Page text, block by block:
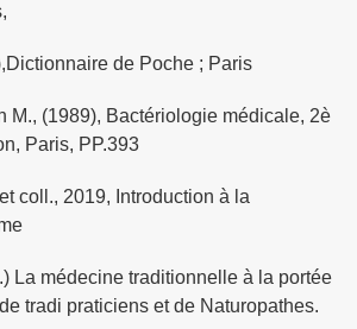
de Poche ; Paris
M., (1989), Bactériologie médicale, 2è
Paris, PP.393
coll., 2019, Introduction à la
La médecine traditionnelle à la portée
tradi praticiens et de Naturopathes.